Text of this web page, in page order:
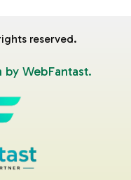
reserved.
WebFantast.